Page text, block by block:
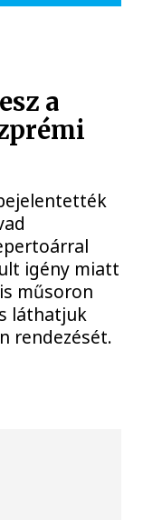
a
igény miatt
műsoron
láthatjuk
rendezését.